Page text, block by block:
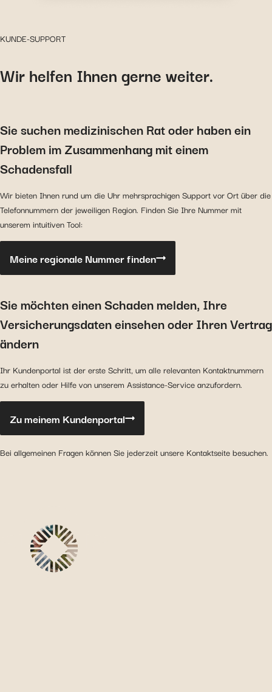
KUNDE-SUPPORT
Wir helfen Ihnen gerne weiter.
Sie suchen medizinischen Rat oder haben ein
Problem im Zusammenhang mit einem
Schadensfall
Wir bieten Ihnen rund um die Uhr mehrsprachigen Support vor Ort über die
Telefonnummern der jeweiligen Region. Finden Sie Ihre Nummer mit
unserem intuitiven Tool:
Meine regionale Nummer finden
Sie möchten einen Schaden melden, Ihre
Versicherungsdaten einsehen oder Ihren Vertrag
ändern
Ihr Kundenportal ist der erste Schritt, um alle relevanten Kontaktnummern
zu erhalten oder Hilfe von unserem Assistance-Service anzufordern.
Zu meinem Kundenportal
Bei allgemeinen Fragen können Sie jederzeit unsere Kontaktseite besuchen.